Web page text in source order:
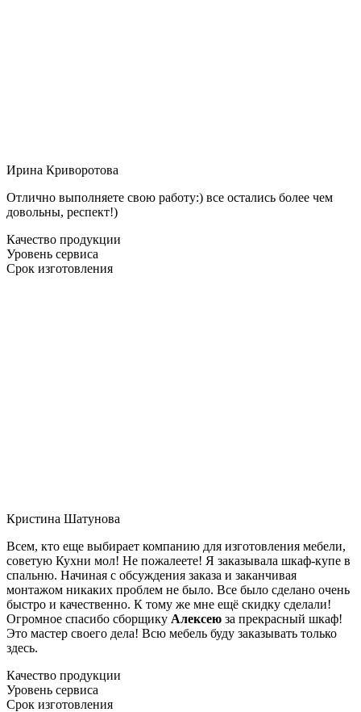
Ирина Криворотова
Отлично выполняете свою работу:) все остались более чем
довольны, респект!)
Качество продукции
Уровень сервиса
Срок изготовления
Кристина Шатунова
Всем, кто еще выбирает компанию для изготовления мебели,
советую Кухни мол! Не пожалеете! Я заказывала шкаф-купе в
спальню. Начиная с обсуждения заказа и заканчивая
монтажом никаких проблем не было. Все было сделано очень
быстро и качественно. К тому же мне ещё скидку сделали!
Огромное спасибо сборщику Алексею за прекрасный шкаф!
Это мастер своего дела! Всю мебель буду заказывать только
здесь.
Качество продукции
Уровень сервиса
Срок изготовления